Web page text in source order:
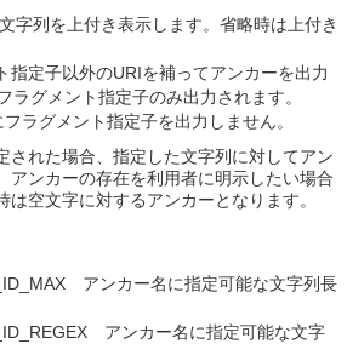
字列を上付き表示します。省略時は上付き
指定子以外のURIを補ってアンカーを出力
ラグメント指定子のみ出力されます。
ラグメント指定子を出力しません。
された場合、指定した文字列に対してアン
アンカーの存在を利用者に明示したい場合
は空文字に対するアンカーとなります。
アンカー名に指定可能な文字列長
アンカー名に指定可能な文字